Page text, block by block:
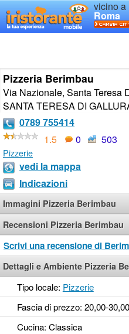
vicino a
Roma
Pizzeria Berimbau
Via Nazionale, Santa Teresa
SANTA TERESA DI
0789 755414
1.5
0 503
Pizzerie
vedi la mappa
Indicazioni
Immagini Pizzeria Berimbau
Recensioni Pizzeria Berimbau
Scrivi una recensione di
Dettagli e Ambiente Pizzeria
Tipo locale: Pizzerie
Fascia di prezzo: 20,00-
Cucina: Classica